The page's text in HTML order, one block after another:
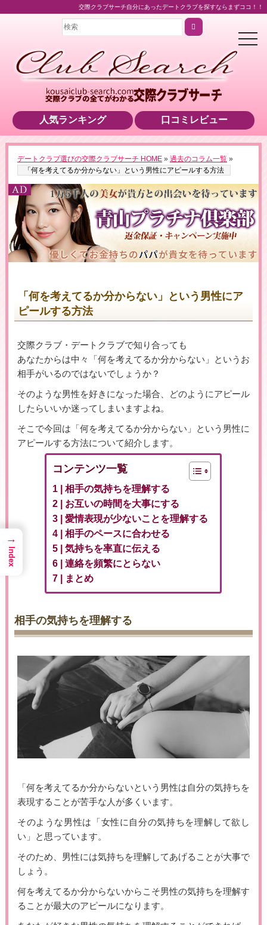
交際クラブサーチ自分にあったデートクラブを探すならまずココ！！
t
o
i
a
t
i
人気ランキング 口コミレビュー
デートクラブ選びの交際クラブサーチ HOME » 過去のコラム一覧 »
「何を考えてるか分からない」という男性にアピールする方法
▶男性用公式HPへのリンクです
▶女性用公式HPへのリンクです
「何を考えてるか分からない」という男性にア
ピールする方法
交際クラブ・デートクラブで知り合っても
あなたからは中々「何を考えてるか分からない」というお
相手がいるのではないでしょうか？
そのような男性を好きになった場合、どのようにアピール
したらいいか迷ってしまいますよね。
そこで今回は「何を考えてるか分からない」という男性に
アピールする方法について紹介します。
コンテンツ一覧
相手の気持ちを理解する
お互いの時間を大事にする
愛情表現が少ないことを理解する
相手のペースに合わせる
気持ちを率直に伝える
連絡を頻繁にとらない
まとめ
相手の気持ちを理解する
「何を考えてるか分からないという男性は自分の気持ちを
表現することが苦手な人が多くいます。
そのような男性は「女性に自分の気持ちを理解して欲し
い」と思っています。
そのため、男性には気持ちを理解してあげることが大事で
しょう。
何を考えてるか分からないからこそ男性の気持ちを理解す
ることが最大のアピールになります。
→
Index